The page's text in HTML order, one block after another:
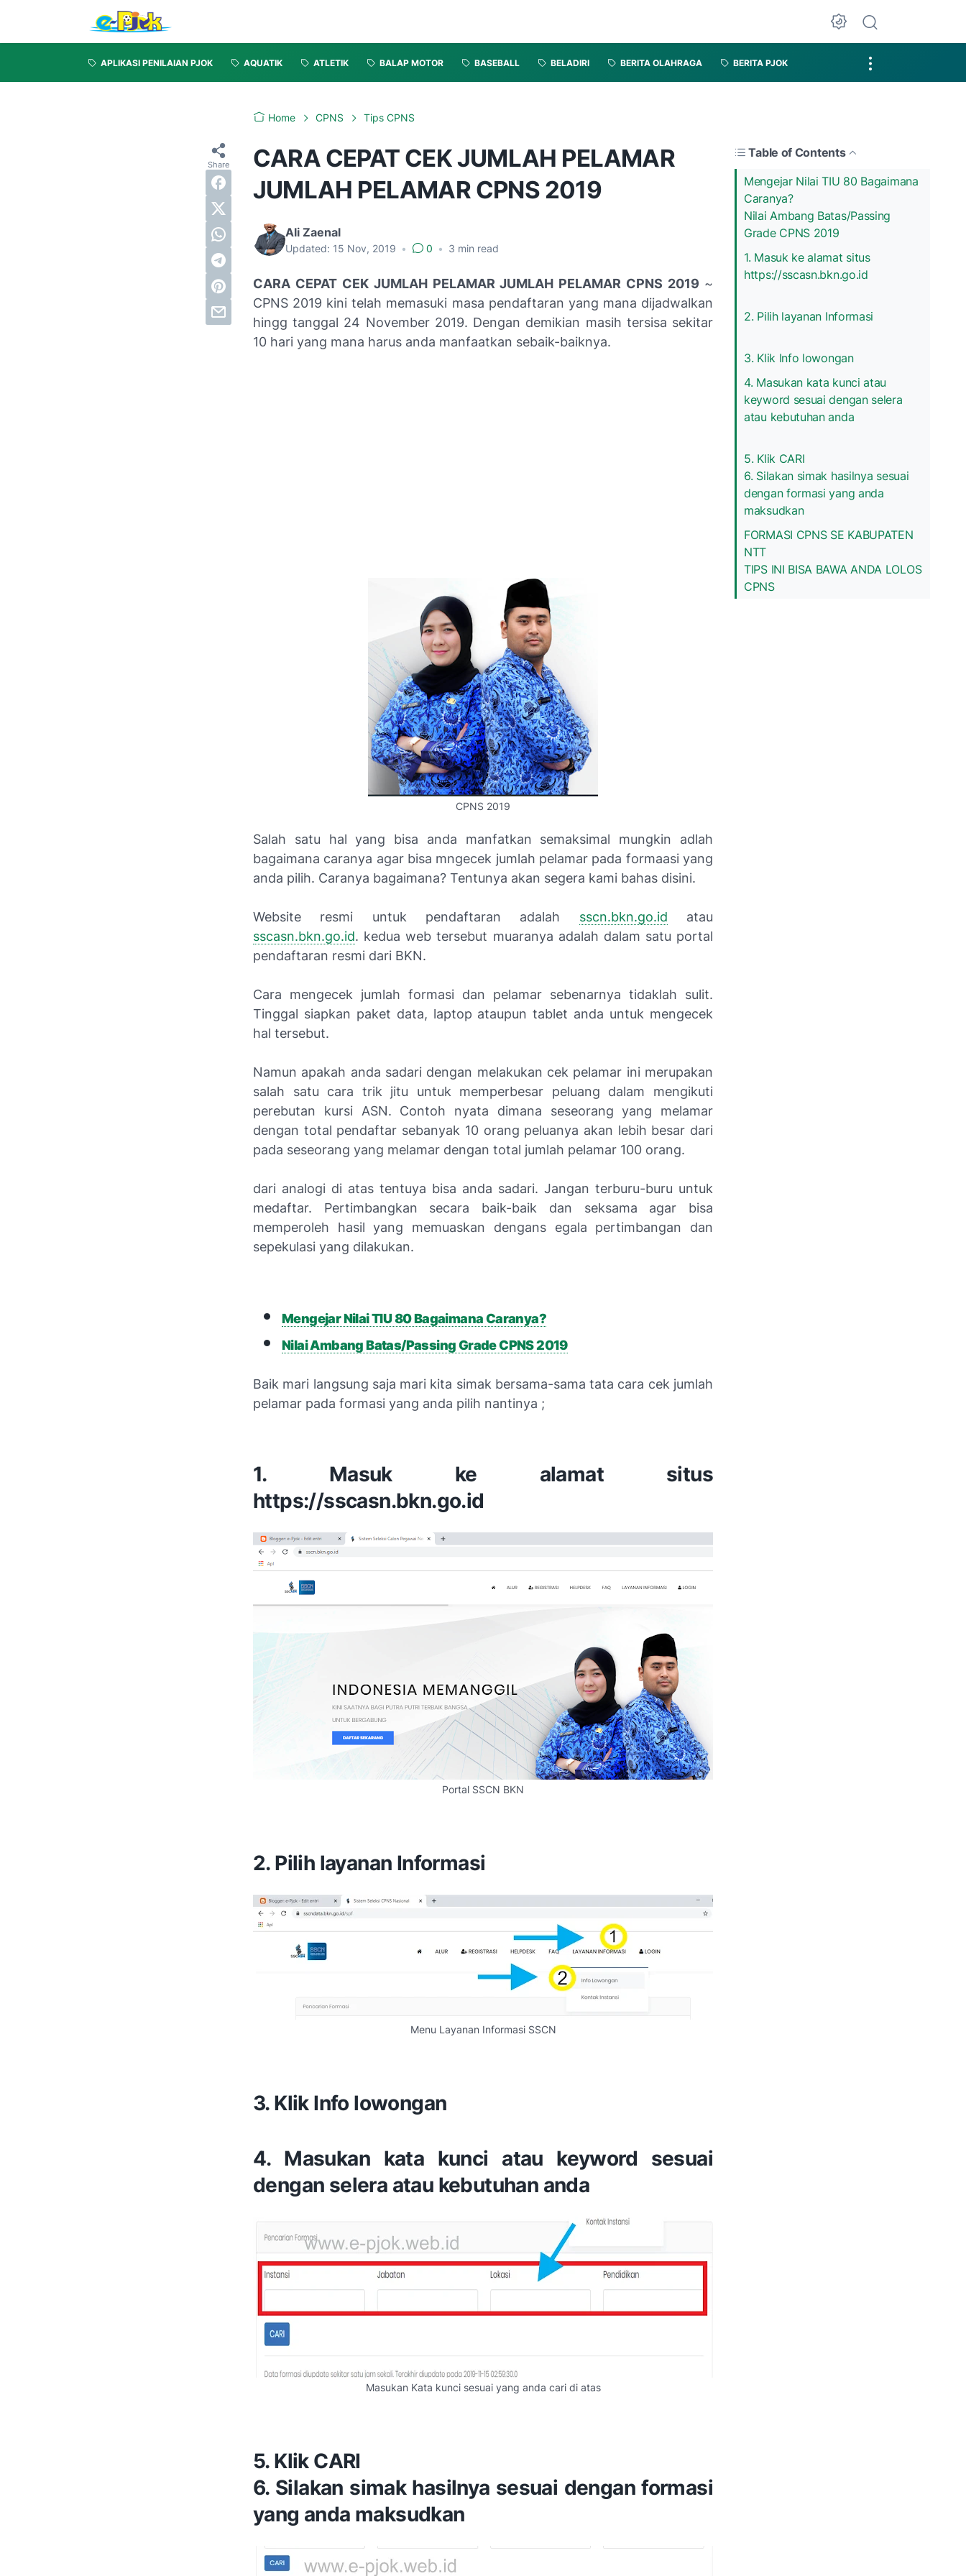
APLIKASI PENILAIAN PJOK AQUATIK ATLETIK BALAP MOTOR BASEBALL BELADIRI BERITA OLAHRAGA BERITA PJOK
Home CPNS Tips CPNS
CARA CEPAT CEK JUMLAH PELAMAR
JUMLAH PELAMAR CPNS 2019
Ali Zaenal
Updated: 15 Nov, 2019 • 0 • 3 min read
Table of Contents
Mengejar Nilai TIU 80 Bagaimana
Caranya?
Nilai Ambang Batas/Passing
Grade CPNS 2019
1. Masuk ke alamat situs
https://sscasn.bkn.go.id
2. Pilih layanan Informasi
3. Klik Info lowongan
4. Masukan kata kunci atau
keyword sesuai dengan selera
atau kebutuhan anda
5. Klik CARI
6. Silakan simak hasilnya sesuai
dengan formasi yang anda
maksudkan
FORMASI CPNS SE KABUPATEN
NTT
TIPS INI BISA BAWA ANDA LOLOS
CPNS
CARA CEPAT CEK JUMLAH PELAMAR JUMLAH PELAMAR CPNS 2019 ~
CPNS 2019 kini telah memasuki masa pendaftaran yang mana dijadwalkan
hingg tanggal 24 November 2019. Dengan demikian masih tersisa sekitar
10 hari yang mana harus anda manfaatkan sebaik-baiknya.
CPNS 2019
Salah satu hal yang bisa anda manfatkan semaksimal mungkin adlah
bagaimana caranya agar bisa mngecek jumlah pelamar pada formaasi yang
anda pilih. Caranya bagaimana? Tentunya akan segera kami bahas disini.
Website resmi untuk pendaftaran adalah sscn.bkn.go.id atau
sscasn.bkn.go.id. kedua web tersebut muaranya adalah dalam satu portal
pendaftaran resmi dari BKN.
Cara mengecek jumlah formasi dan pelamar sebenarnya tidaklah sulit.
Tinggal siapkan paket data, laptop ataupun tablet anda untuk mengecek
hal tersebut.
Namun apakah anda sadari dengan melakukan cek pelamar ini merupakan
salah satu cara trik jitu untuk memperbesar peluang dalam mengikuti
perebutan kursi ASN. Contoh nyata dimana seseorang yang melamar
dengan total pendaftar sebanyak 10 orang peluanya akan lebih besar dari
pada seseorang yang melamar dengan total jumlah pelamar 100 orang.
dari analogi di atas tentuya bisa anda sadari. Jangan terburu-buru untuk
medaftar. Pertimbangkan secara baik-baik dan seksama agar bisa
memperoleh hasil yang memuaskan dengans egala pertimbangan dan
sepekulasi yang dilakukan.
Mengejar Nilai TIU 80 Bagaimana Caranya?
Nilai Ambang Batas/Passing Grade CPNS 2019
Baik mari langsung saja mari kita simak bersama-sama tata cara cek jumlah
pelamar pada formasi yang anda pilih nantinya ;
1. Masuk ke alamat situs
https://sscasn.bkn.go.id
Portal SSCN BKN
2. Pilih layanan Informasi
Menu Layanan Informasi SSCN
3. Klik Info lowongan
4. Masukan kata kunci atau keyword sesuai
dengan selera atau kebutuhan anda
Masukan Kata kunci sesuai yang anda cari di atas
5. Klik CARI
6. Silakan simak hasilnya sesuai dengan formasi
yang anda maksudkan